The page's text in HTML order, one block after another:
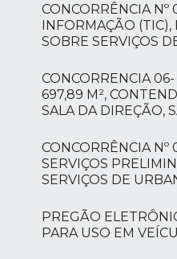
CONCORRÊNCIA
INFORMAÇÃO (TIC),
SOBRE SERVIÇOS
CONCORRENCIA
697,89 M²,
SALA DA DIREÇÃO,
CONCORRÊNCIA Nº
SERVIÇOS
SERVIÇOS DE
PREGÃO
PARA USO EM